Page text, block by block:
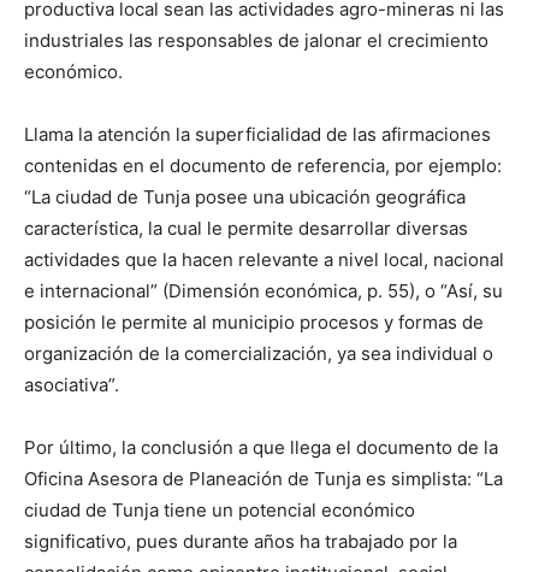
productiva local sean las actividades agro-mineras ni las
industriales las responsables de jalonar el crecimiento
económico.
Llama la atención la superficialidad de las afirmaciones
contenidas en el documento de referencia, por ejemplo:
“La ciudad de Tunja posee una ubicación geográfica
característica, la cual le permite desarrollar diversas
actividades que la hacen relevante a nivel local, nacional
e internacional” (Dimensión económica, p. 55), o “Así, su
posición le permite al municipio procesos y formas de
organización de la comercialización, ya sea individual o
asociativa”.
Por último, la conclusión a que llega el documento de la
Oficina Asesora de Planeación de Tunja es simplista: “La
ciudad de Tunja tiene un potencial económico
significativo, pues durante años ha trabajado por la